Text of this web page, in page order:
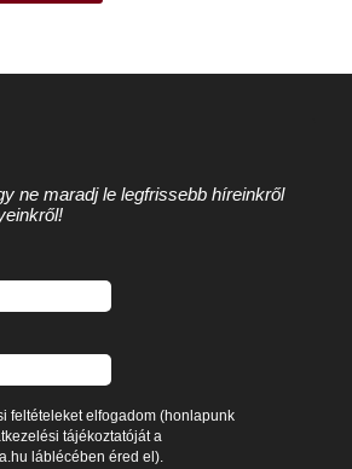
ne maradj le legfrissebb híreinkről
feltételeket elfogadom (honlapunk
tájékoztatóját a
láblécében éred el).